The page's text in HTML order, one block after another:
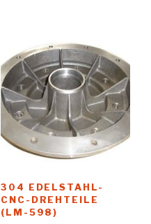
304 EDELSTAHL-
CNC-DREHTEILE
(LM-598)